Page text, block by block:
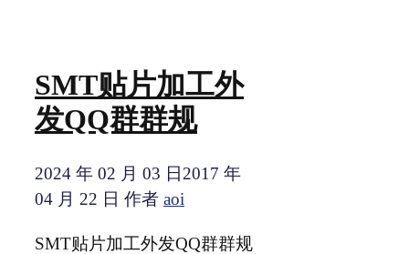
SMT贴片加工外
发QQ群群规
2024 年 02 月 03 日 2017 年
04 月 22 日 作者 aoi
SMT贴片加工外发QQ群群规